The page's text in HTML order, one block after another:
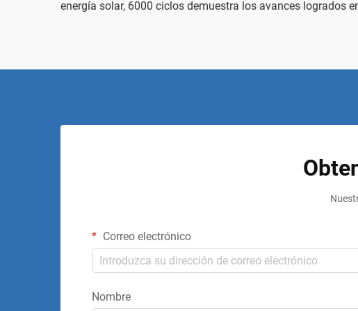
energía solar, 6000 ciclos demuestra los avances logrados
Correo electrónico
Nombre